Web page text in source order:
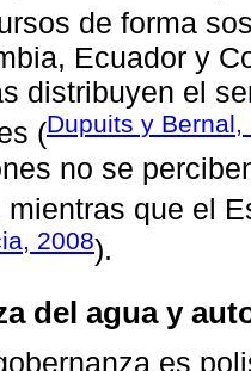
de forma
Ecuador y
distribuyen el
(Dupuits y Bernal,
no se
mientras que el
2008).
del agua y
es